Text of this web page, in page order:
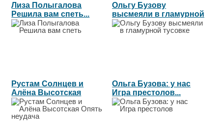
Лиза Полыгалова
Решила вам спеть...
Ольгу Бузову
высмеяли в гламурной
тусовке...
Рустам Солнцев и
Алёна Высотская
Опять неудача...
Ольга Бузова: у нас
Игра престолов...